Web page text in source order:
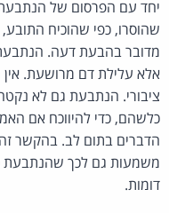
יחד עם הפרסום של
שהוסרו, כפי שהוכיח
מדובר בהבעת דעה.
אלא עלילת דם מרושעת.
ציבורי. הנתבעת גם לא
כלשהם, כדי להיווכח אם
הדברים בתום לב. בהקשר
משמעות גם לכך שהנתבעת
דומות.